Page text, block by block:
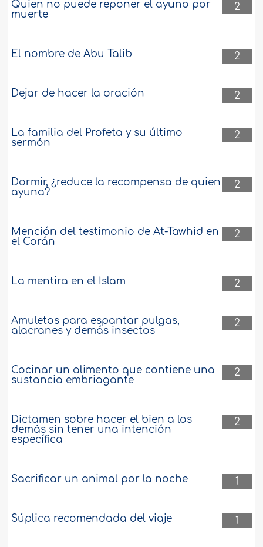
2
Quien no puede reponer el ayuno por
muerte
2
El nombre de Abu Talib
2
Dejar de hacer la oración
2
La familia del Profeta y su último
sermón
2
Dormir, ¿reduce la recompensa de quien
ayuna?
2
Mención del testimonio de At-Tawhid en
el Corán
2
La mentira en el Islam
2
Amuletos para espantar pulgas,
alacranes y demás insectos
2
Cocinar un alimento que contiene una
sustancia embriagante
2
Dictamen sobre hacer el bien a los
demás sin tener una intención
específica
1
Sacrificar un animal por la noche
1
Súplica recomendada del viaje